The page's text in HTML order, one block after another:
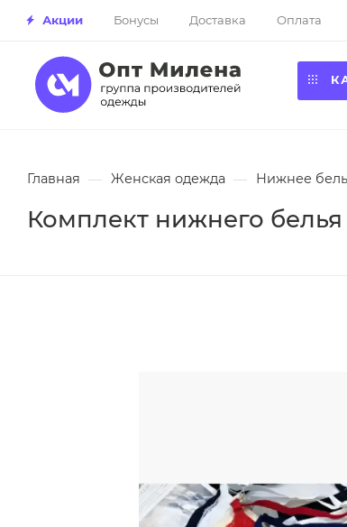
Акции Бонусы Доставка Оплата
Главная — Женская одежда — Нижнее
Комплект нижнего белья